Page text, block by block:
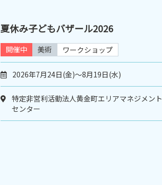
夏休み子どもバザール2026
開催中 美術 ワークショップ
2026年7月24日(金)〜8月19日(水)
特定非営利活動法人黄金町エリアマネジメント
センター